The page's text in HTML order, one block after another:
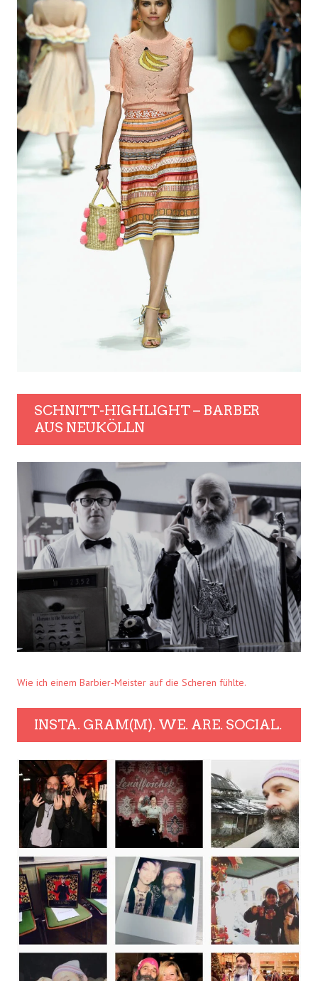
SCHNITT-HIGHLIGHT – BARBER
AUS NEUKÖLLN
Wie ich einem Barbier-Meister auf die Scheren fühlte.
INSTA. GRAM(M). WE. ARE. SOCIAL.